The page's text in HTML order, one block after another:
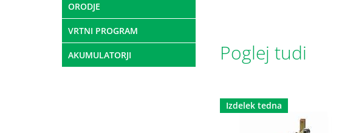
ORODJE
VRTNI PROGRAM
AKUMULATORJI Poglej tudi
Izdelek tedna